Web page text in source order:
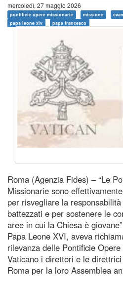
mercoledì, 27 maggio 2026
pontificie opere missionarie missione
papa leone xiv
papa francesco
Roma (Agenzia Fides) – “Le
Missionarie sono
per risvegliare la
battezzati e per sostenere le
aree in cui la Chiesa è
Papa Leone XVI, aveva
rilevanza delle Pontificie
Vaticano i direttori e le
Roma per la loro Assemblea